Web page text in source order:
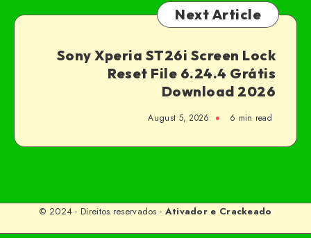
Next Article
Sony Xperia ST26i Screen Lock
Reset File 6.24.4 Grátis
Download 2026
August 5, 2026 6 min read
© 2024 - Direitos reservados - Ativador e Crackeado